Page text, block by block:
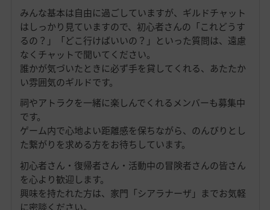
みんな基本は自由に過ごしていますが、ギルドチャット
はしっかり見ていますので、初心者さんの「これどうす
るの？」「どこ行けばいいの？」といった質問は、遠慮
なくチャットで聞いてください。
誰かが気づいたときに必ず手を貸してくれる、あたたか
い雰囲気のギルドです。
祠やアトラクを一緒に楽しんでくれるメンバーも募集中
です。
ゲーム内で心地よい距離感を保ちながら、のんびりとし
た繋がりを求める方をお待ちしています。
初心者さん・復帰者さん・活動中の冒険者さんの皆さん
を心より歓迎します。
興味を持たれた方は、家門「シアラナーザ」までお気軽
に密談ください。